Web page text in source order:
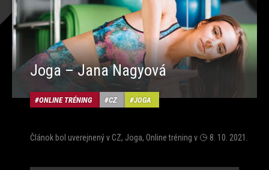
Joga – Jana Nagyová
ONLINE TRÉNING CZ JOGA
Článok bol uverejnený vCZ, Joga, Online tréning v 8. 10. 2021